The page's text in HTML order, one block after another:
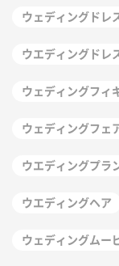
ウェディングドレ
ウエディングドレ
ウェディングフィ
ウェディングフェ
ウエディングプラ
ウエディングヘア
ウェディングムー